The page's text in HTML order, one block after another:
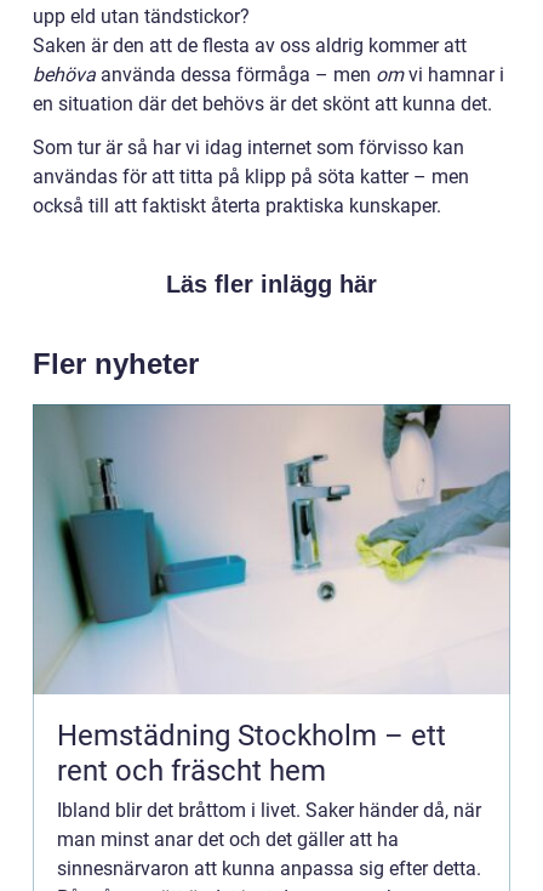
upp eld utan tändstickor?
Saken är den att de flesta av oss aldrig kommer att
behöva använda dessa förmåga – men omvi hamnar i
en situation där det behövs är det skönt att kunna det.
Som tur är så har vi idag internet som förvisso kan
användas för att titta på klipp på söta katter – men
också till att faktiskt återta praktiska kunskaper.
Läs fler inlägg här
Fler nyheter
Hemstädning Stockholm – ett
rent och fräscht hem
Ibland blir det bråttom i livet. Saker händer då, när
man minst anar det och det gäller att ha
sinnesnärvaron att kunna anpassa sig efter detta.